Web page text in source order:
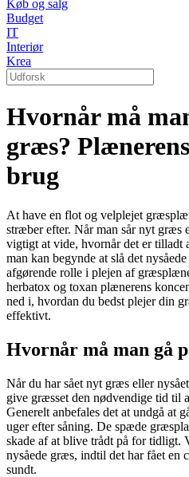
Køb og salg
Budget
IT
Interiør
Krea
Hvornår må
græs?
brug
At have en flot og velplejet
stræber efter. Når man sår nyt græs
vigtigt at vide, hvornår det er tilladt
man kan begynde at slå det
afgørende rolle i plejen af
herbatox og toxan plænerens
ned i, hvordan du bedst plejer din
effektivt.
Hvornår må man gå
Når du har sået nyt græs eller
give græsset den nødvendige tid til
Generelt anbefales det at undgå at
uger efter såning. De spæde
skade af at blive trådt på for tidligt.
nysåede græs, indtil det har fået en
sundt.